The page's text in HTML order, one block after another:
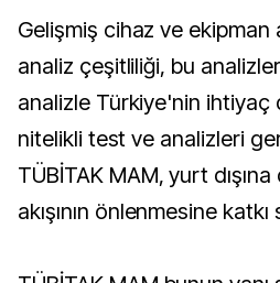
Gelişmiş cihaz ve ekipman
analiz çeşitliliği, bu
analizle Türkiye'nin ihtiyaç
nitelikli test ve analizleri
TÜBİTAK MAM, yurt
akışının önlenmesine katkı